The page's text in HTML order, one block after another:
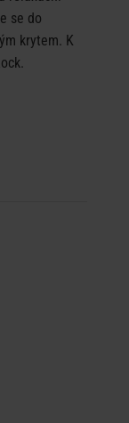
se do
krytem. K